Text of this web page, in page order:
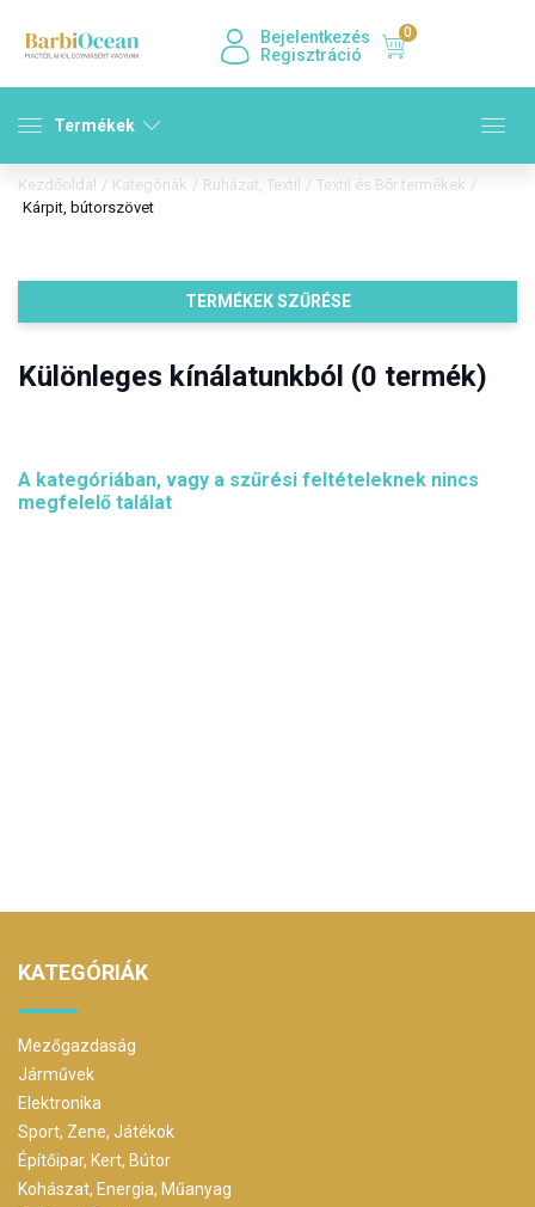
Bejelentkezés
Regisztráció
0
Termékek
Kezdőoldal / Kategóriák / Ruházat, Textil / Textil és Bőr termékek /
Kárpit, bútorszövet
TERMÉKEK SZŰRÉSE
Különleges kínálatunkból (0 termék)
A kategóriában, vagy a szűrési feltételeknek nincs
megfelelő találat
KATEGÓRIÁK
Mezőgazdaság
Járművek
Elektronika
Sport, Zene, Játékok
Építőipar, Kert, Bútor
Kohászat, Energia, Műanyag